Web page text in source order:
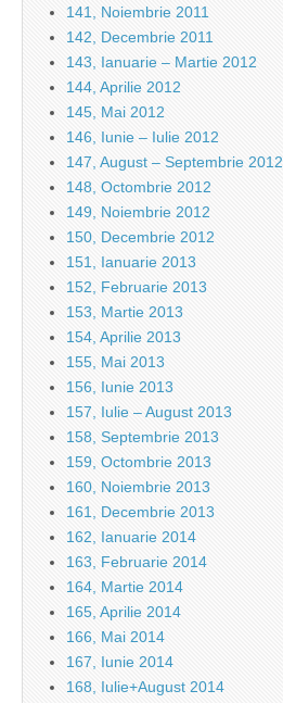
141, Noiembrie 2011
142, Decembrie 2011
143, Ianuarie – Martie 2012
144, Aprilie 2012
145, Mai 2012
146, Iunie – Iulie 2012
147, August – Septembrie 2012
148, Octombrie 2012
149, Noiembrie 2012
150, Decembrie 2012
151, Ianuarie 2013
152, Februarie 2013
153, Martie 2013
154, Aprilie 2013
155, Mai 2013
156, Iunie 2013
157, Iulie – August 2013
158, Septembrie 2013
159, Octombrie 2013
160, Noiembrie 2013
161, Decembrie 2013
162, Ianuarie 2014
163, Februarie 2014
164, Martie 2014
165, Aprilie 2014
166, Mai 2014
167, Iunie 2014
168, Iulie+August 2014